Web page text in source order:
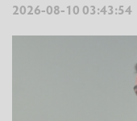
2026-08-10 03:43:54